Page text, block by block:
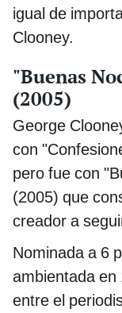
igual de
Clooney.
"Buenas
(2005)
George
con
pero fue con
(2005) que
creador a
Nominada a 6
ambientada
entre el